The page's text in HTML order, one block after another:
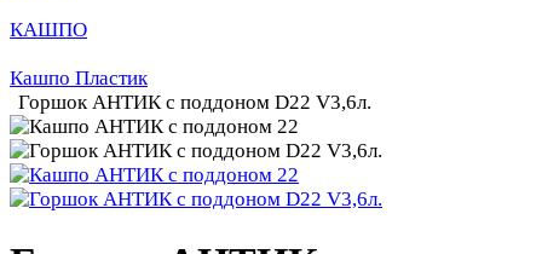
КАШПО
Кашпо Пластик
Горшок АНТИК с поддоном D22 V3,6л.